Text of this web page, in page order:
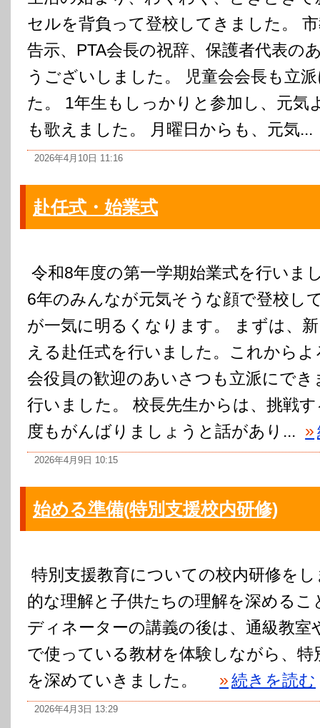
セルを背負って登校してきました。
告示、PTA会長の祝辞、保護者代表の
うございしました。 児童会会長も立
た。 1年生もしっかりと参加し、元気
も歌えました。 月曜日からも、元気...
2026年4月10日 11:16
赴任式・始業式
令和8年度の第一学期始業式を行いま
6年のみんなが元気そうな顔で登校し
が一気に明るくなります。 まずは、
える赴任式を行いました。これから
会役員の歓迎のあいさつも立派にで
行いました。 校長先生からは、挑戦
度もがんばりましょうと話があり... »
2026年4月9日 10:15
始める準備(特別支援校内研修)
特別支援教育についての校内研修を
的な理解と子供たちの理解を深めるこ
ディネーターの講義の後は、通級教室
で使っている教材を体験しながら、
を深めていきました。
»続きを読む
2026年4月3日 13:29